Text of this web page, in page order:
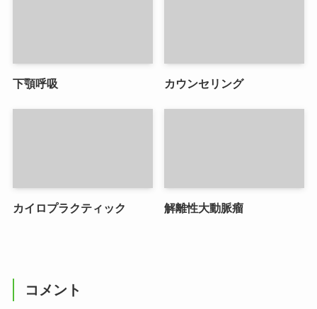
下顎呼吸 カウンセリング
カイロプラクティック 解離性大動脈瘤
コメント